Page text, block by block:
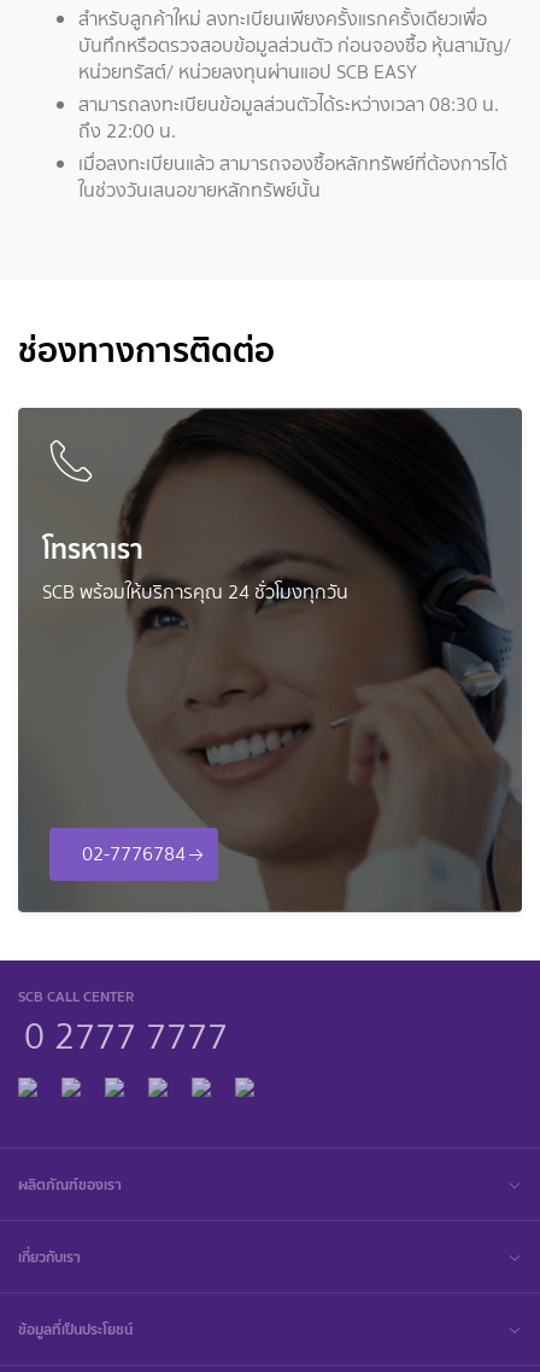
สำหรับลูกค้าใหม่ ลงทะเบียนเพียงครั้งแรกครั้งเดียวเพื่อ
บันทึกหรือตรวจสอบข้อมูลส่วนตัว ก่อนจองซื้อ หุ้นสามัญ/
หน่วยทรัสต์/ หน่วยลงทุนผ่านแอป SCB EASY
สามารถลงทะเบียนข้อมูลส่วนตัวได้ระหว่างเวลา 08:30 น.
ถึง 22:00 น.
เมื่อลงทะเบียนแล้ว สามารถจองซื้อหลักทรัพย์ที่ต้องการได้
ในช่วงวันเสนอขายหลักทรัพย์นั้น
ช่องทางการติดต่อ
โทรหาเรา
SCB พร้อมให้บริการคุณ 24 ชั่วโมงทุกวัน
02-7776784
SCB CALL CENTER
0 2777 7777
ผลิตภัณฑ์ของเรา
เกี่ยวกับเรา
ข้อมูลที่เป็นประโยชน์